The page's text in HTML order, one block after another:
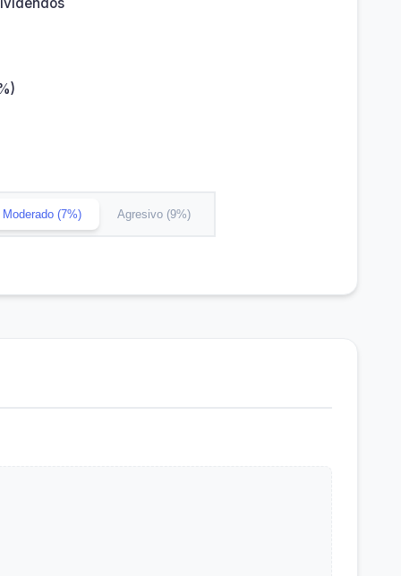
Moderado (7%) Agresivo (9%)